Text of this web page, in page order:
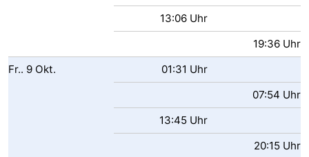
13:06 Uhr
19:36 Uhr
Fr.. 9 Okt.
01:31 Uhr
07:54 Uhr
13:45 Uhr
20:15 Uhr